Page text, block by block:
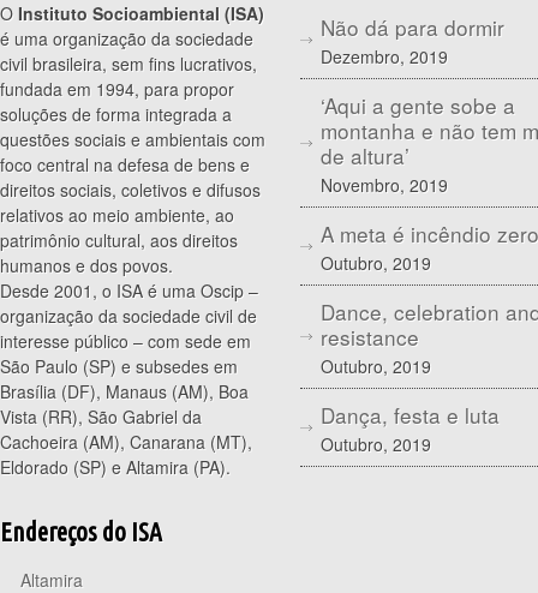
O Instituto Socioambiental (ISA)
é uma organização da sociedade
civil brasileira, sem fins lucrativos,
fundada em 1994, para propor
soluções de forma integrada a
questões sociais e ambientais com
foco central na defesa de bens e
direitos sociais, coletivos e difusos
relativos ao meio ambiente, ao
patrimônio cultural, aos direitos
humanos e dos povos.
Desde 2001, o ISA é uma Oscip –
organização da sociedade civil de
interesse público – com sede em
São Paulo (SP) e subsedes em
Brasília (DF), Manaus (AM), Boa
Vista (RR), São Gabriel da
Cachoeira (AM), Canarana (MT),
Eldorado (SP) e Altamira (PA).
Endereços do ISA
Altamira
Não dá para dormir
Dezembro, 2019
‘Aqui a gente sobe a
montanha e não tem
de altura’
Novembro, 2019
A meta é incêndio zero
Outubro, 2019
Dance, celebration
resistance
Outubro, 2019
Dança, festa e luta
Outubro, 2019